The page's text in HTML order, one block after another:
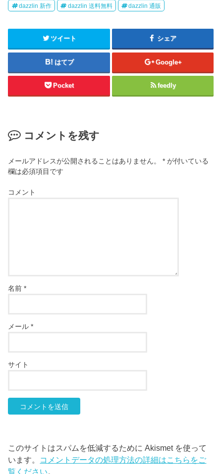
dazzlin 新作 dazzlin 送料無料 dazzlin 通販
ツイート シェア
はてブ Google+
Pocket feedly
コメントを残す
メールアドレスが公開されることはありません。 * が付いている
欄は必須項目です
コメント
名前*
メール*
サイト
このサイトはスパムを低減するために Akismet を使って
います。 コメントデータの処理方法の詳細はこちらをご
覧ください。